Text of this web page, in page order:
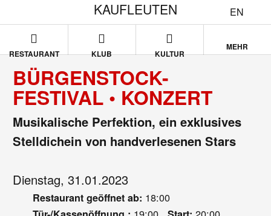
EN
KAUFLEUTEN
RESTAURANT KLUB KULTUR
MEHR
BÜRGENSTOCK-
FESTIVAL • KONZERT
Musikalische Perfektion, ein exklusives
Stelldichein von handverlesenen Stars
Dienstag, 31.01.2023
Restaurant geöffnet ab: 18:00